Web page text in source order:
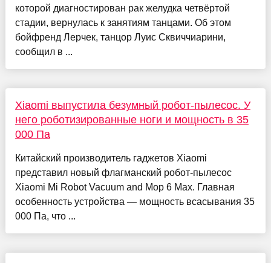
которой диагностирован рак желудка четвёртой
стадии, вернулась к занятиям танцами. Об этом
бойфренд Лерчек, танцор Луис Сквиччиарини,
сообщил в ...
Xiaomi выпустила безумный робот-пылесос. У
него роботизированные ноги и мощность в 35
000 Па
Китайский производитель гаджетов Xiaomi
представил новый флагманский робот-пылесос
Xiaomi Mi Robot Vacuum and Mop 6 Max. Главная
особенность устройства — мощность всасывания 35
000 Па, что ...